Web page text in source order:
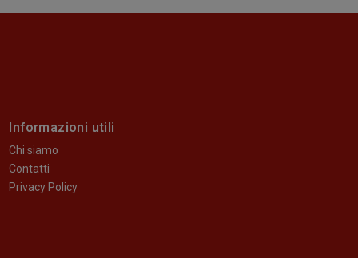
Informazioni utili
Chi siamo
Contatti
Privacy Policy